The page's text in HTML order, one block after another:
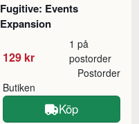
Fugitive: Events
Expansion
129 kr
1 på
postorder
Butiken
Postorder
Köp